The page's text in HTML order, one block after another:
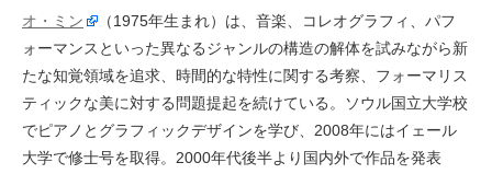
オ・ミン
（1975年生まれ）は、音楽、コレオグラフィ、パフ
ォーマンスといった異なるジャンルの構造の解体を試みながら新
たな知覚領域を追求、時間的な特性に関する考察、フォーマリス
ティックな美に対する問題提起を続けている。ソウル国立大学校
でピアノとグラフィックデザインを学び、2008年にはイェール
大学で修士号を取得。2000年代後半より国内外で作品を発表